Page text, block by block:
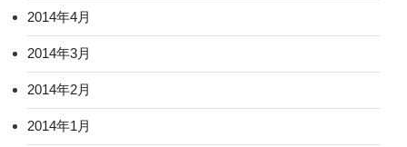
2014年4月
2014年3月
2014年2月
2014年1月